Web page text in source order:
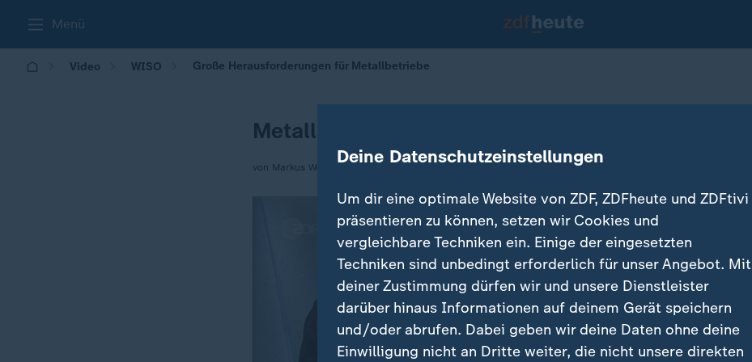
Menü
Video WISO Große Herausforderungen für Metallbetriebe
Metallbetriebe vor Herausforderungen
von Markus Wolsiffer, Andrea Meuser, Isabel de la Vega
Deine Datenschutzeinstellungen
Um dir eine optimale Website von ZDF, ZDFheute und ZDFtivi
präsentieren zu können, setzen wir Cookies und
vergleichbare Techniken ein. Einige der eingesetzten
Techniken sind unbedingt erforderlich für unser Angebot. Mit
deiner Zustimmung dürfen wir und unsere Dienstleister
darüber hinaus Informationen auf deinem Gerät speichern
und/oder abrufen. Dabei geben wir deine Daten ohne deine
Einwilligung nicht an Dritte weiter, die nicht unsere direkten